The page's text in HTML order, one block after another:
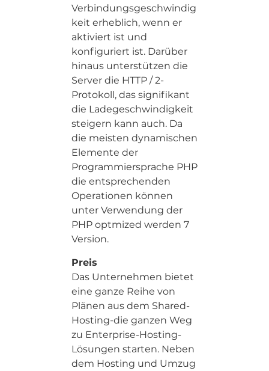
Verbindungsgeschwindig
keit erheblich, wenn er
aktiviert ist und
konfiguriert ist. Darüber
hinaus unterstützen die
Server die HTTP / 2-
Protokoll, das signifikant
die Ladegeschwindigkeit
steigern kann auch. Da
die meisten dynamischen
Elemente der
Programmiersprache PHP
die entsprechenden
Operationen können
unter Verwendung der
PHP optmized werden 7
Version.
Preis
Das Unternehmen bietet
eine ganze Reihe von
Plänen aus dem Shared-
Hosting-die ganzen Weg
zu Enterprise-Hosting-
Lösungen starten. Neben
dem Hosting und Umzug